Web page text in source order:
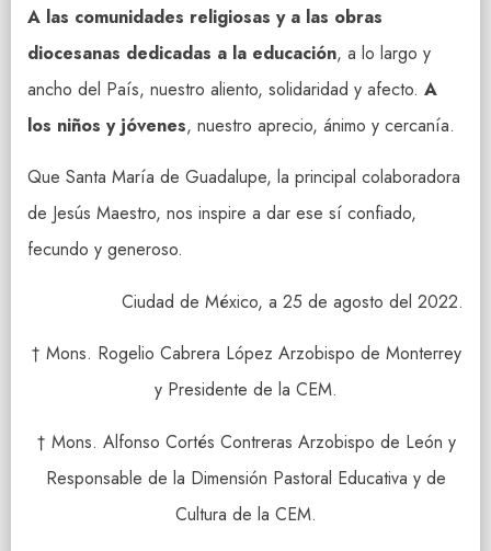
A las comunidades religiosas y a las obras
diocesanas dedicadas a la educación, a lo largo y
ancho del País, nuestro aliento, solidaridad y afecto. A
los niños y jóvenes, nuestro aprecio, ánimo y cercanía.
Que Santa María de Guadalupe, la principal colaboradora
de Jesús Maestro, nos inspire a dar ese sí confiado,
fecundo y generoso.
Ciudad de México, a 25 de agosto del 2022.
† Mons. Rogelio Cabrera López Arzobispo de Monterrey
y Presidente de la CEM.
† Mons. Alfonso Cortés Contreras Arzobispo de León y
Responsable de la Dimensión Pastoral Educativa y de
Cultura de la CEM.